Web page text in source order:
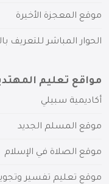
موقع المعجزة الأخيرة
الحوار المباشر للتعريف
مواقع تعليم
أكاديمية سبيلي
موقع المسلم الجديد
موقع الصلاة في الإسلام
موقع تعليم تفسير